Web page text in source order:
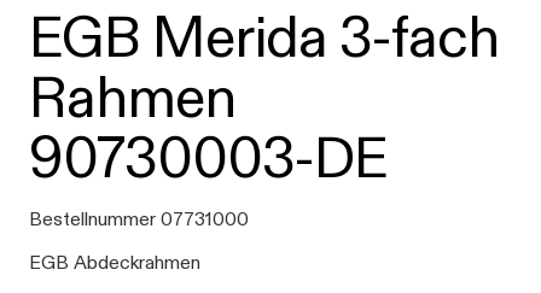
EGB Merida 3-fach
Rahmen
90730003-DE
Bestellnummer 07731000
EGB Abdeckrahmen